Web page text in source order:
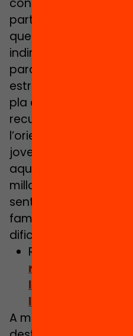
continuar estudiant,
part de l’estadística,
que no poden
indirectes de
paral·lel, es poden
estratègies com que
pla específic per
recursos es
l’orientació com un
jove sense dir-li què
aquesta orientació
millorar “l’atenció a
sentit ampli del
familiars complexes
dificultats
Relacionat:
reivindica el
les polítiques
l’abandonament
A més, la directora